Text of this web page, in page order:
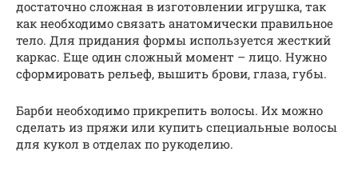
достаточно сложная в изготовлении игрушка, так
как необходимо связать анатомически правильное
тело. Для придания формы используется жесткий
каркас. Еще один сложный момент – лицо. Нужно
сформировать рельеф, вышить брови, глаза, губы.
Барби необходимо прикрепить волосы. Их можно
сделать из пряжи или купить специальные волосы
для кукол в отделах по рукоделию.